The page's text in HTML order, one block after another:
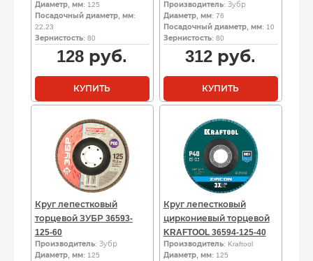
Диаметр, мм: 125
Посадочный диаметр, мм:
22.23
Зернистость: 80
128 руб.
КУПИТЬ
Производитель: Зубр
Диаметр, мм: 76
Посадочный диаметр, мм: 10
Зернистость: 80
312 руб.
КУПИТЬ
Круг лепестковый
торцевой ЗУБР 36593-
125-60
Производитель: Зубр
Диаметр, мм: 125
Круг лепестковый
циркониевый торцевой
KRAFTOOL 36594-125-40
Производитель: Kraftool
Диаметр, мм: 125